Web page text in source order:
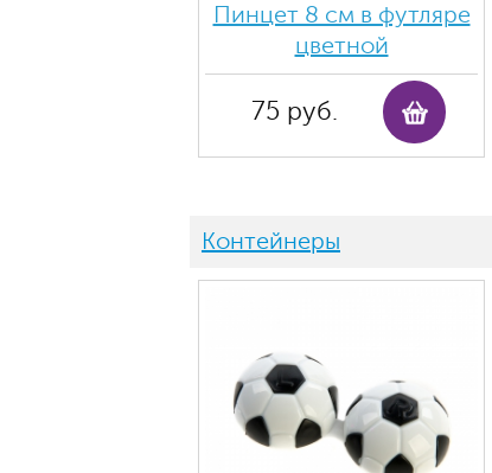
Пинцет 8 см в футляре
цветной
75 руб.
Контейнеры